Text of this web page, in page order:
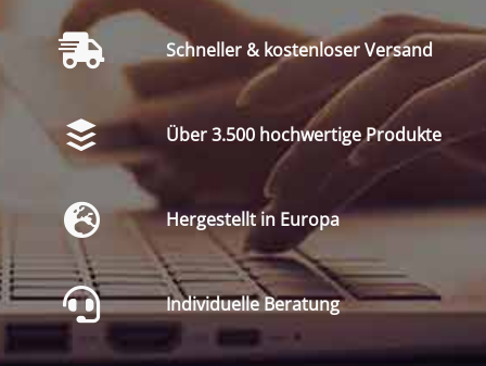
Schneller & kostenloser Versand
Über 3.500 hochwertige Produkte
Hergestellt in Europa
Individuelle Beratung